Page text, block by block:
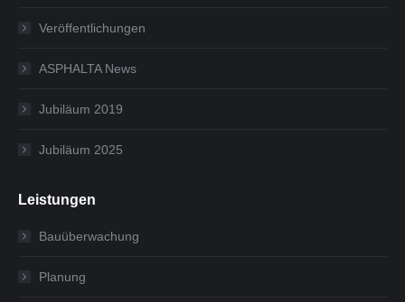
Veröffentlichungen
ASPHALTA News
Jubiläum 2019
Jubiläum 2025
Leistungen
Bauüberwachung
Planung